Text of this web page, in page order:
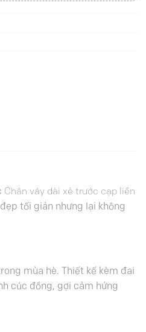
Chân váy dài xẻ trước cạp liền
tối giản nhưng lại không
mùa hè. Thiết kế kèm đai
cúc đồng, gợi cảm hứng